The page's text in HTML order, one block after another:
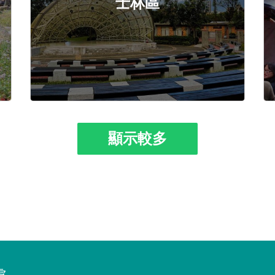
顯示較多